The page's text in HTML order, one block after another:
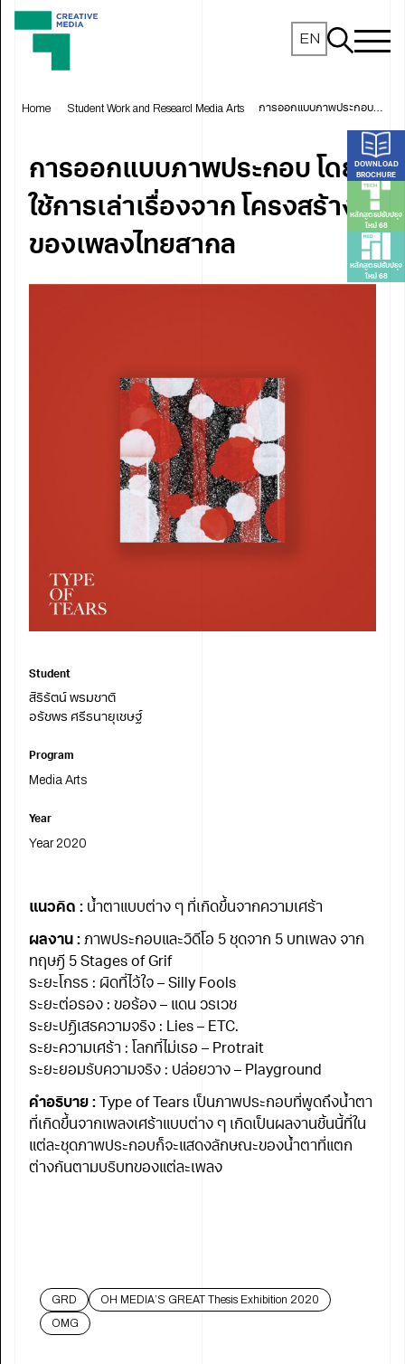
EN
DOWNLOAD
BROCHURE
หลักสูตรปรับปรุง
ใหม่ 68
หลักสูตรปรับปรุง
ใหม่ 68
Home Student Work and Research Media Arts การออกแบบภาพประกอบ โดยใช้การเล่าเรื่องจาก โครงสร้างของเพลงไทยสากล
Student
สิริรัตน์ พรมชาติ
อรัชพร ศรีธนายุเชษฐ์
Program
Media Arts
Year
Year 2020
การออกแบบภาพประกอบ โดย
ใช้การเล่าเรื่องจาก โครงสร้าง
ของเพลงไทยสากล
แนวคิด : น้ำตาแบบต่าง ๆ ที่เกิดขึ้นจากความเศร้า
ผลงาน : ภาพประกอบและวิดีโอ 5 ชุดจาก 5 บทเพลง จาก
ทฤษฎี 5 Stages of Grif
ระยะโกรธ : ผิดที่ไว้ใจ – Silly Fools
ระยะต่อรอง : ขอร้อง – แดน วรเวช
ระยะปฏิเสธความจริง : Lies – ETC.
ระยะความเศร้า : โลกที่ไม่เธอ – Protrait
ระยะยอมรับความจริง : ปล่อยวาง – Playground
คำอธิบาย : Type of Tears เป็นภาพประกอบที่พูดถึงน้ำตา
ที่เกิดขึ้นจากเพลงเศร้าแบบต่าง ๆ เกิดเป็นผลงานชิ้นนี้ที่ใน
แต่ละชุดภาพประกอบก็จะแสดงลักษณะของน้ำตาที่แตก
ต่างกันตามบริบทของแต่ละเพลง
GRD
OH MEDIA’S GREAT Thesis Exhibition 2020
OMG